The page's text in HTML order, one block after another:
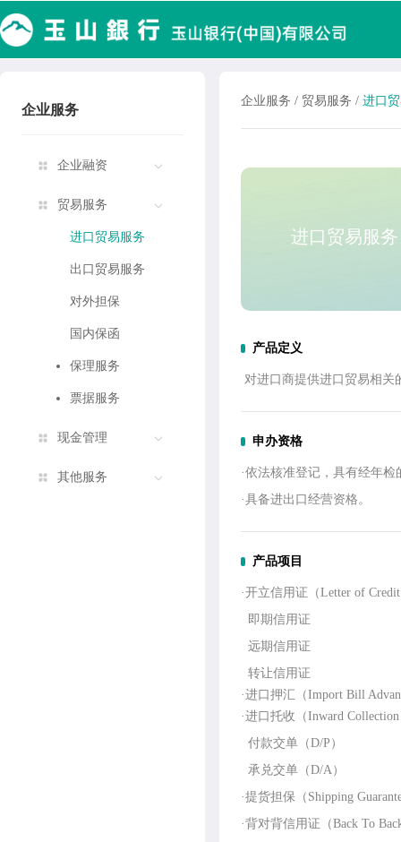
企业服务
企业融资
贸易服务
进口贸易服务
出口贸易服务
对外担保
国内保函
保理服务
票据服务
现金管理
其他服务
企业服务 / 贸易服务 / 进口
进口贸易服务
产品定义
对进口商提供进口贸易相关
申办资格
·依法核准登记，具有经年
·具备进出口经营资格。
产品项目
·开立信用证（Letter of Credit
即期信用证
远期信用证
转让信用证
·进口押汇（Import Bill
·进口托收（Inward
付款交单（D/P）
承兑交单（D/A）
·提货担保（Shipping
·背对背信用证（Back To